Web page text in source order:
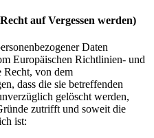
auf Vergessen werden)
Daten
Europäischen Richtlinien- und
Recht, von dem
dass die sie betreffenden
gelöscht werden,
zutrifft und soweit die
ist: